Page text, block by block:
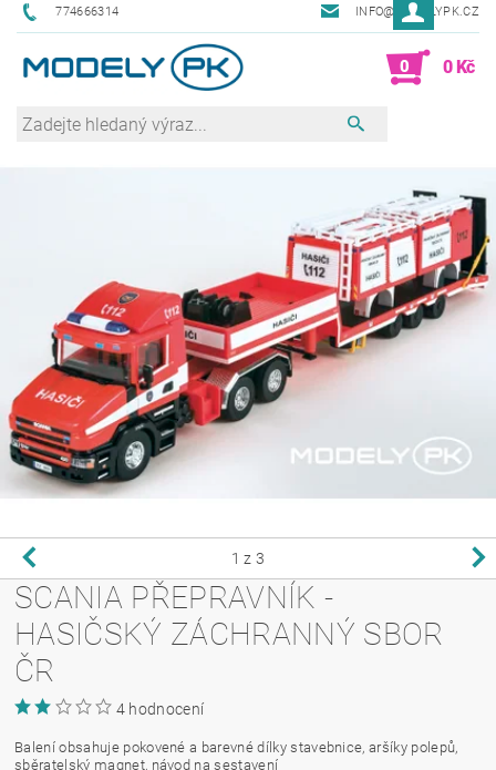
774666314 INFO@MODELYPK.CZ
0 0 Kč
1 z 3
SCANIA PŘEPRAVNÍK -
HASIČSKÝ ZÁCHRANNÝ SBOR
ČR
4 hodnocení
Balení obsahuje pokovené a barevné dílky stavebnice, aršíky polepů,
sběratelský magnet, návod na sestavení